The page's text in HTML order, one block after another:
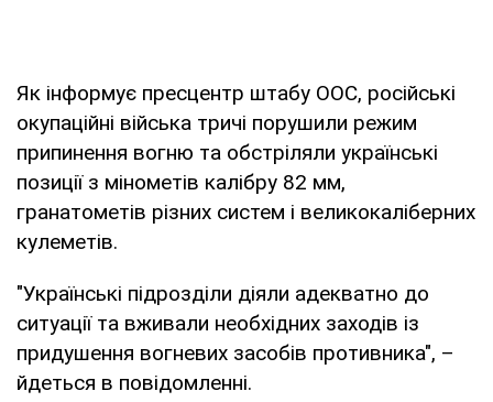
Як інформує пресцентр штабу ООС, російські
окупаційні війська тричі порушили режим
припинення вогню та обстріляли українські
позиції з мінометів калібру 82 мм,
гранатометів різних систем і великокаліберних
кулеметів.
"Українські підрозділи діяли адекватно до
ситуації та вживали необхідних заходів із
придушення вогневих засобів противника", –
йдеться в повідомленні.